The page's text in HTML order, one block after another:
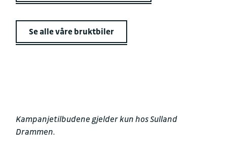
Se alle våre bruktbiler
Kampanjetilbudene gjelder kun hos Sulland
Drammen.